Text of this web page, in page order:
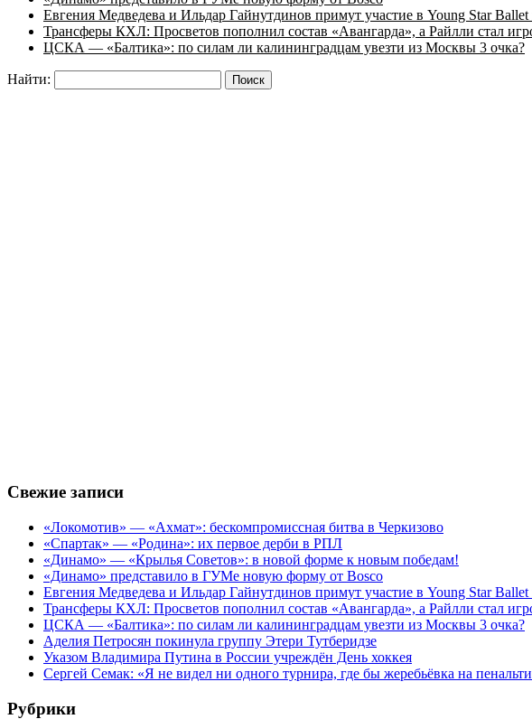
Евгения Медведева и Ильдар Гайнутдинов примут участие в Young Star
Трансферы КХЛ: Просветов пополнил состав «Авангарда», а Райлли стал
ЦСКА — «Балтика»: по силам ли калининградцам увезти из Москвы 3 очка?
Найти:
Свежие записи
«Локомотив» — «Ахмат»: бескомпромиссная битва в Черкизово
«Спартак» — «Родина»: их первое дерби в РПЛ
«Динамо» — «Крылья Советов»: в новой форме к новым победам!
«Динамо» представило в ГУМе новую форму от Bosco
Евгения Медведева и Ильдар Гайнутдинов примут участие в Young Star
Трансферы КХЛ: Просветов пополнил состав «Авангарда», а Райлли стал
ЦСКА — «Балтика»: по силам ли калининградцам увезти из Москвы 3 очка?
Аделия Петросян покинула группу Этери Тутберидзе
Указом Владимира Путина в России учреждён День хоккея
Сергей Семак: «Я не видел ни одного турнира, где бы жеребьёвка на пенальти
Рубрики